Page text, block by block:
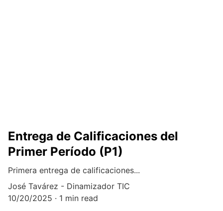
Entrega de Calificaciones del
Primer Período (P1)
Primera entrega de calificaciones...
José Tavárez - Dinamizador TIC
10/20/2025
1 min read